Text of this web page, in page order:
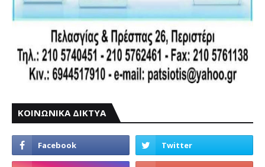
ΚΟΙΝΩΝΙΚΑ ΔΙΚΤΥΑ